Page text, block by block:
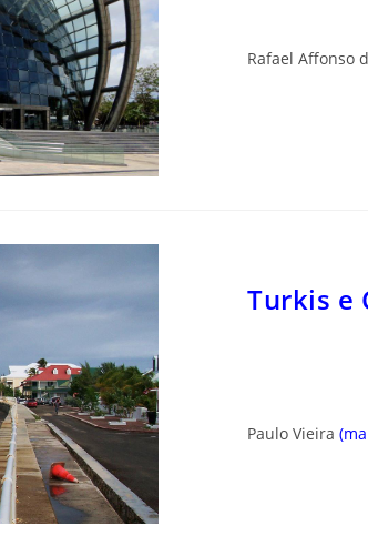
Rafael Affonso
Turkis e
Paulo Vieira